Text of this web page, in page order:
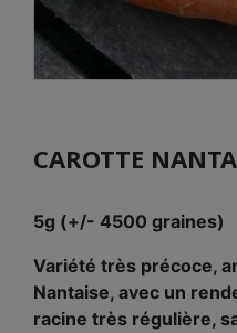
CAROTTE
5g (+/- 4500 graines)
Variété très précoce,
Nantaise, avec un
racine très régulière,